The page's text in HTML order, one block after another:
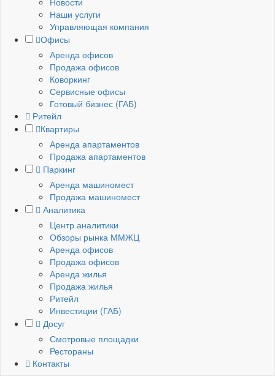
Наши услуги
Управляющая компания
Офисы
Аренда офисов
Продажа офисов
Коворкинг
Сервисные офисы
Готовый бизнес (ГАБ)
Ритейл
Квартиры
Аренда апартаментов
Продажа апартаментов
Паркинг
Аренда машиномест
Продажа машиномест
Аналитика
Центр аналитики
Обзоры рынка ММЖЦ
Аренда офисов
Продажа офисов
Аренда жилья
Продажа жилья
Ритейл
Инвестиции (ГАБ)
Досуг
Смотровые площадки
Рестораны
Контакты